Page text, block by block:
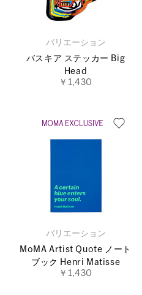
バリエーション
バスキア ステッカー Big
Head
￥1,430
バリエーション
MoMA Artist Quote ノート
ブック Henri Matisse
￥1,430